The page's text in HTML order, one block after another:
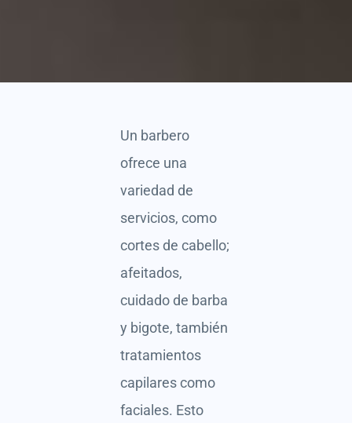
Un barbero
ofrece una
variedad de
servicios, como
cortes de cabello;
afeitados,
cuidado de barba
y bigote, también
tratamientos
capilares como
faciales. Esto